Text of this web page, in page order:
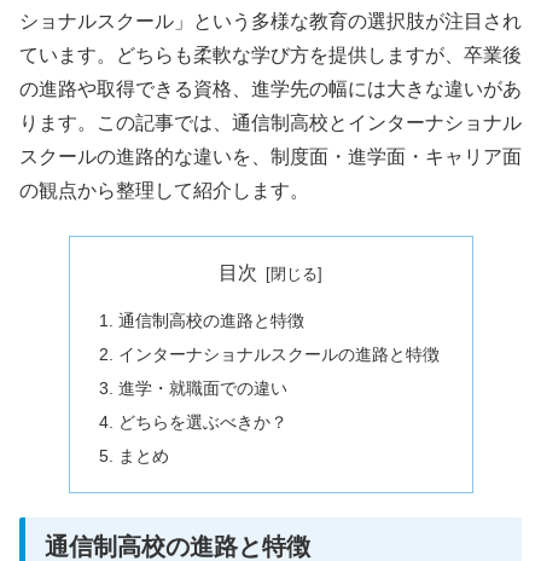
ショナルスクール」という多様な教育の選択肢が注目され
ています。どちらも柔軟な学び方を提供しますが、卒業後
の進路や取得できる資格、進学先の幅には大きな違いがあ
ります。この記事では、通信制高校とインターナショナル
スクールの進路的な違いを、制度面・進学面・キャリア面
の観点から整理して紹介します。
目次
通信制高校の進路と特徴
インターナショナルスクールの進路と特徴
進学・就職面での違い
どちらを選ぶべきか？
まとめ
通信制高校の進路と特徴